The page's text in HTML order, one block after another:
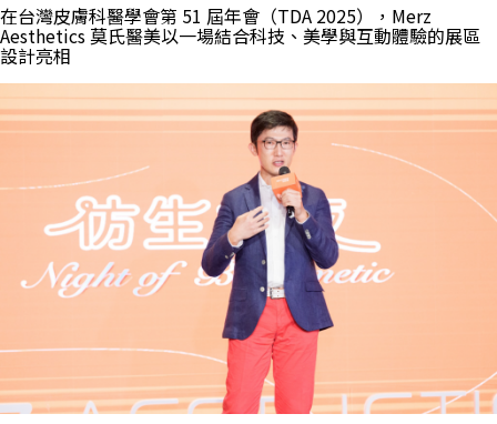
在台灣皮膚科醫學會第 51 屆年會（TDA 2025），Merz
Aesthetics 莫氏醫美以一場結合科技、美學與互動體驗的展區
設計亮相